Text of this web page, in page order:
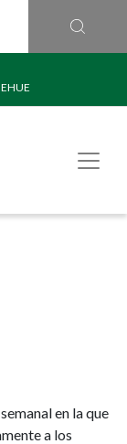
en la que
a los